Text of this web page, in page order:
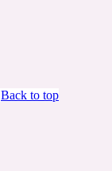
Back to top